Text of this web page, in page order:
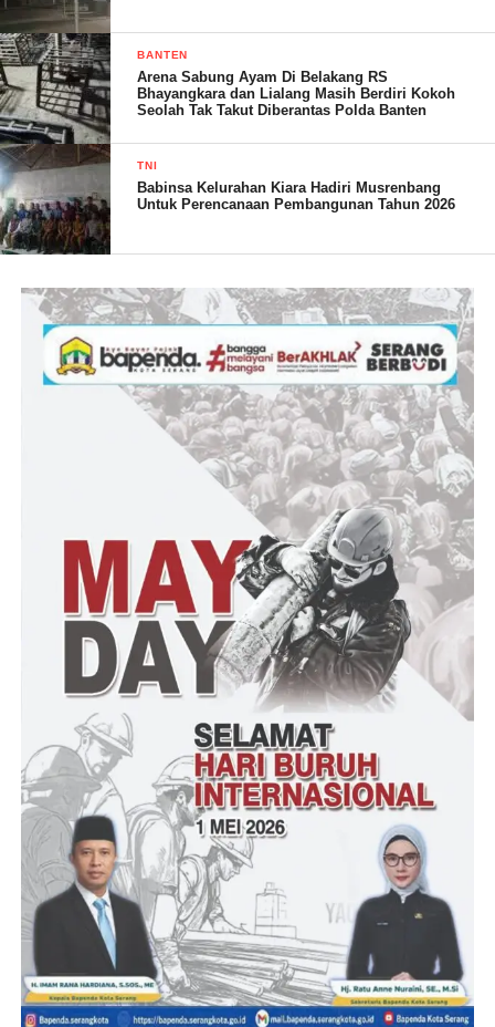
bersama – sama antara komponen TNI/Polri dan masyarakat ini,
selain akan mengubah tradisi akses jalan warga, diharapkan juga
mengubah jalur distribusi ekonomi dan lalu lintas berkendara
serta jalan orang ke depannya agar lebih ringkas dan cepat tampa
perlu memutar jalan dan menyusuri rel kereta lagi.
Dalam kutipan keterangannya, di sela- sela acara TMMD,
komandan satuan penugasan (Dansatgas) TMMD Ke – 119
Kodim 0602/Serang Letnan Kolonel Inf. Mulyo Junaidi, S.E,
M.Tr(Han) mengatakan program TMMD Ke – 119 ini sebagai
upaya meningkatkan kesejahteraan masyarakat dengan
memberikan akses penghubung antara kedua kabupaten, serta
mewujudkan kemanunggalan TNI dengan rakyat.
Senada menurut Dan SSK TMMD ke – 119 Kapten Inf. Irwan
Agustia, di setiap kegiatan TMMD yang diselenggarakan Kodim
0602 / Serang, mendapatkan respon positif dari masyarakat,
sehingga selalu tercipta kemanunggalan antara TNI dengan
rakyat, jelasnya.
” Kegiatan TMMD selain untuk meningkatkan kesejahteraan
BANTEN
Arena Sabung Ayam Di Belakang RS
Bhayangkara dan Lialang Masih Berdiri Kokoh
Seolah Tak Takut Diberantas Polda Banten
TNI
Babinsa Kelurahan Kiara Hadiri Musrenbang
Untuk Perencanaan Pembangunan Tahun 2026